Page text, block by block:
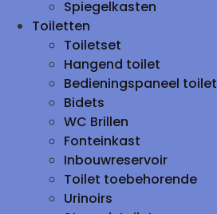
Spiegelkasten
Toiletten
Toiletset
Hangend toilet
Bedieningspaneel toilet
Bidets
WC Brillen
Fonteinkast
Inbouwreservoir
Toilet toebehorende
Urinoirs